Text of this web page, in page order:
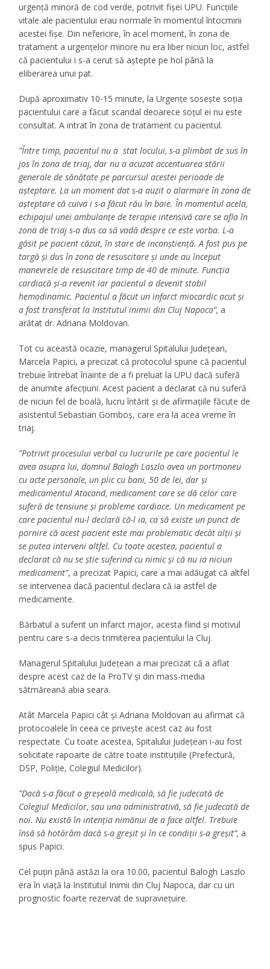
urgență minoră de cod verde, potrivit fișei UPU. Funcțiile
vitale ale pacientului erau normale în momentul întocmirii
acestei fișe. Din nefericire, în acel moment, în zona de
tratament a urgențelor minore nu era liber niciun loc, astfel
că pacientului i s-a cerut să aștepte pe hol până la
eliberarea unui pat.
După aproximativ 10-15 minute, la Urgențe sosește soția
pacientului care a făcut scandal deoarece soțul ei nu este
consultat. A intrat în zona de tratament cu pacientul.
”Între timp, pacientul nu a stat locului, s-a plimbat de sus în
jos în zona de triaj, dar nu a acuzat accentuarea stării
generale de sănătate pe parcursul acestei perioade de
așteptare. La un moment dat s-a auzit o alarmare în zona de
așteptare că cuiva i s-a făcut rău în baie. În momentul acela,
echipajul unei ambulanțe de terapie intensivă care se afla în
zona de triaj s-a dus ca să vadă despre ce este vorba. L-a
găsit pe pacient căzut, în stare de inconștiență. A fost pus pe
targă și dus în zona de resuscitare și unde au început
manevrele de resuscitare timp de 40 de minute. Funcția
cardiacă și-a revenit iar pacientul a devenit stabil
hemodinamic. Pacientul a făcut un infarct miocardic acut și
a fost transferat la Institutul inimii din Cluj Napoca”, a
arătat dr. Adriana Moldovan.
Tot cu această ocazie, managerul Spitalului Județean,
Marcela Papici, a precizat că protocolul spune că pacientul
trebuie întrebat înainte de a fi preluat la UPU dacă suferă
de anumite afecțiuni. Acest pacient a declarat că nu suferă
de niciun fel de boală, lucru întărit și de afirmațiile făcute de
asistentul Sebastian Gomboș, care era la acea vreme în
triaj.
”Potrivit procesului verbal cu lucrurile pe care pacientul le
avea asupra lui, domnul Balogh Laszlo avea un portmoneu
cu acte personale, un plic cu bani, 50 de lei, dar și
medicamentul Atacand, medicament care se dă celor care
suferă de tensiune și probleme cardiace. Un medicament pe
care pacientul nu-l declară că-l ia, ca să existe un punct de
pornire că acest pacient este mai problematic decât alții și
se putea interveni altfel. Cu toate acestea, pacientul a
declarat că nu se știe suferind cu nimic și că nu ia niciun
medicament”, a precizat Papici, care a mai adăugat că altfel
se intervenea dacă pacientul declara că ia astfel de
medicamente.
Bărbatul a suferit un infarct major, acesta fiind și motivul
pentru care s-a decis trimiterea pacientului la Cluj.
Managerul Spitalului Județean a mai precizat că a aflat
despre acest caz de la ProTV și din mass-media
sătmăreană abia seara.
Atât Marcela Papici cât și Adriana Moldovan au afirmat că
protocoalele în ceea ce privește acest caz au fost
respectate. Cu toate acestea, Spitalului Județean i-au fost
solicitate rapoarte de către toate instituțiile (Prefectură,
DSP, Poliție, Colegiul Medicilor).
”Dacă s-a făcut o greșeală medicală, să fie judecată de
Colegiul Medicilor, sau una administrativă, să fie judecată de
noi. Nu există în intenția nimănui de a face altfel. Trebuie
însă să hotărâm dacă s-a greșit și în ce condiții s-a greșit”, a
spus Papici.
Cel puțin până astăzi la ora 10.00, pacientul Balogh Laszlo
era în viață la Institutul Inimii din Cluj Napoca, dar cu un
prognostic foarte rezervat de supraviețuire.